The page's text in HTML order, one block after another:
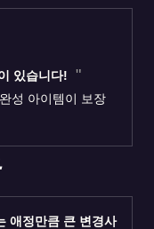
있습니다!
성 아이템이 보장
애정만큼 큰 변경사